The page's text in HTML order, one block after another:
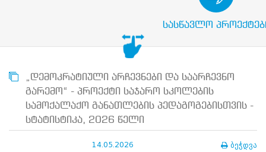
შესახებ
სტრუქტურული
ნორმატიული
სტრატეგიული
სასწავლო
საარჩევნო/სამოქალაქო
„დემოკრატიული არჩევნები და საარჩევნო
გარემო“ - პროექტი საჯარო სკოლების
სამოქალაქო განათლების პედაგოგებისთვის -
სტატისტიკა, 2026 წელი
14.05.2026 ბეჭდვა